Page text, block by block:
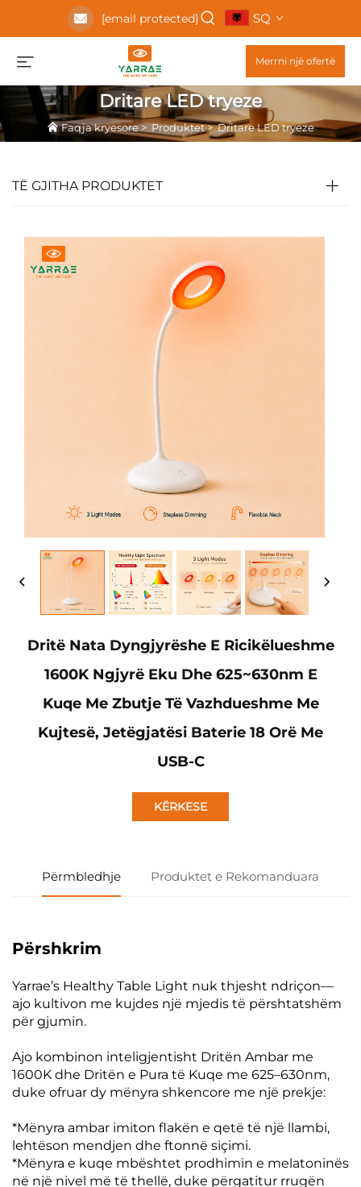
[email protected] SQ
Merrni një ofertë
Dritare LED tryeze
Faqja kryesore>Produktet>Dritare LED tryeze
TË GJITHA PRODUKTET
Dritë Nata Dyngjyrëshe E Ricikëlueshme
1600K Ngjyrë Eku Dhe 625~630nm E
Kuqe Me Zbutje Të Vazhdueshme Me
Kujtesë, Jetëgjatësi Baterie 18 Orë Me
USB-C
KËRKESE
Përmbledhje Produktet e Rekomanduara
Përshkrim
Yarrae’s Healthy Table Light nuk thjesht ndriçon—
ajo kultivon me kujdes një mjedis të përshtatshëm
për gjumin.
Ajo kombinon inteligjentisht Dritën Ambar me
1600K dhe Dritën e Pura të Kuqe me 625–630nm,
duke ofruar dy mënyra shkencore me një prekje:
*Mënyra ambar imiton flakën e qetë të një llambi,
lehtëson mendjen dhe ftonnë siçimi.
*Mënyra e kuqe mbështet prodhimin e melatoninës
në një nivel më të thellë, duke përgatitur rrugën